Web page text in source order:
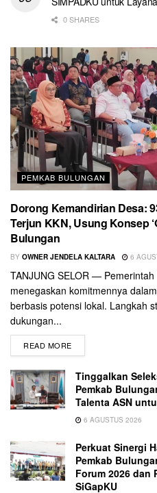
0 SHARES
PEMKAB BULUNGAN
Dorong Kemandirian Desa:
Terjun KKN, Usung Konsep
Bulungan
BY OWNER JENDELA KALTARA 6
TANJUNG SELOR —
menegaskan komitmennya
berbasis potensi lokal. Langkah
dukungan...
READ MORE
Tinggalkan
Pemkab
Talenta ASN
6 AGUSTUS 2026
Perkuat Sinergi
Pemkab
Forum 2026 dan
SiGapKU